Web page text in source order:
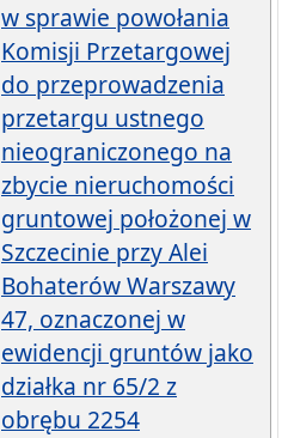
w sprawie powołania
Komisji Przetargowej
do przeprowadzenia
przetargu ustnego
nieograniczonego na
zbycie nieruchomości
gruntowej położonej w
Szczecinie przy Alei
Bohaterów Warszawy
47, oznaczonej w
ewidencji gruntów jako
działka nr 65/2 z
obrębu 2254